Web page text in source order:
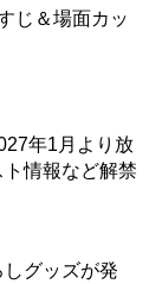
じ＆場面カッ
年1月より放
情報など解禁
しグッズが発